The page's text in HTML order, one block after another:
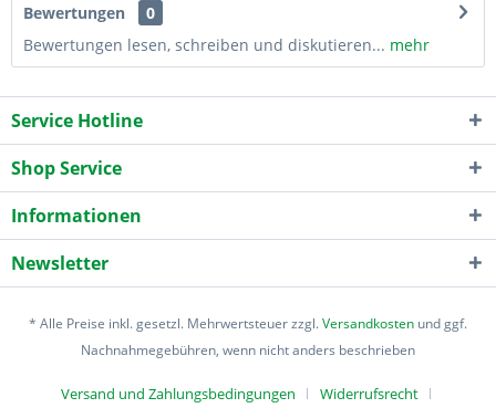
Bewertungen
0
Bewertungen lesen, schreiben und diskutieren... mehr
Service Hotline
Shop Service
Informationen
Newsletter
* Alle Preise inkl. gesetzl. Mehrwertsteuer zzgl.Versandkosten und ggf.
Nachnahmegebühren, wenn nicht anders beschrieben
Versand und Zahlungsbedingungen Widerrufsrecht